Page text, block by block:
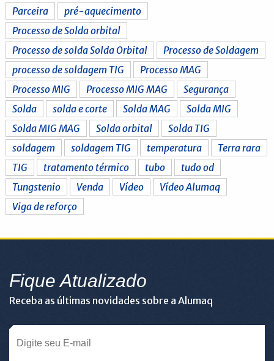
Parceira
pré-aquecimento
Processo de Solda orbital
Processo de solda Solda Orbital
Processo de Soldagem
processo de soldagem TIG
Processo MAG
Processo MIG
Processo MIG MAG
Segurança
Solda
solda e corte Solda MAG
Solda MIG
Solda MIG MAG
Solda orbital
Solda TIG
soldagem
soldagem TIG temperatura
Terra rara
TIG
tratamento térmico tubo
tudo od
Tungstenio
Venda Vídeo
Vídeo Alumaq
Viga de reforço
Fique Atualizado
Receba as últimas novidades sobre a Alumaq